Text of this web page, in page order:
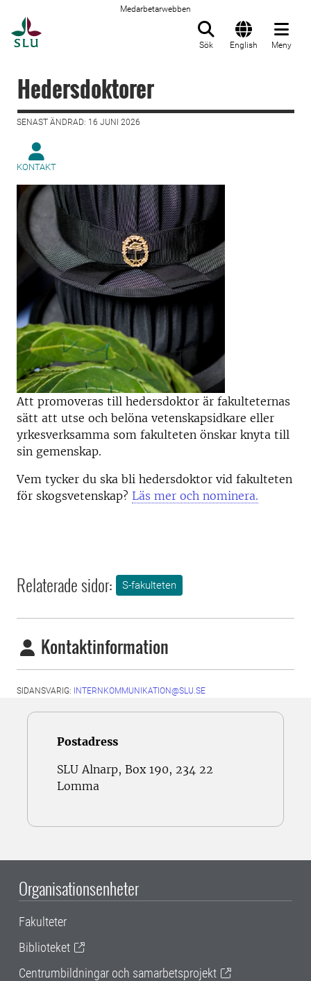
Medarbetarwebben
Sök English Meny
Hedersdoktorer
SENAST ÄNDRAD: 16 JUNI 2026
KONTAKT
Att promoveras till hedersdoktor är fakulteternas
sätt att utse och belöna vetenskapsidkare eller
yrkesverksamma som fakulteten önskar knyta till
sin gemenskap.
Vem tycker du ska bli hedersdoktor vid fakulteten
för skogsvetenskap? Läs mer och nominera.
Relaterade sidor: S-fakulteten
Kontaktinformation
SIDANSVARIG: INTERNKOMMUNIKATION@SLU.SE
Postadress
SLU Alnarp, Box 190, 234 22
Lomma
Organisationsenheter
Fakulteter
Biblioteket
Centrumbildningar och samarbetsprojekt